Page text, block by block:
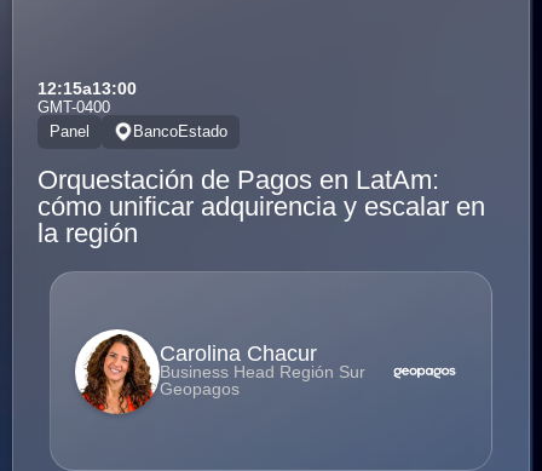
12:15a13:00
GMT-0400
Panel
BancoEstado
Orquestación de Pagos en LatAm:
cómo unificar adquirencia y escalar en
la región
Carolina Chacur
Business Head Región Sur
Geopagos